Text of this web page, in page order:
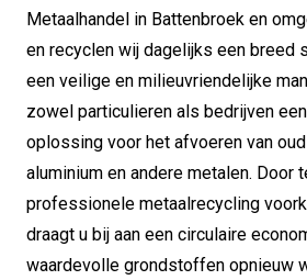
Metaalhandel in Battenbroek en
en recyclen wij dagelijks een breed
een veilige en milieuvriendelijke
zowel particulieren als bedrijven
oplossing voor het afvoeren van
aluminium en andere metalen. Door
professionele metaalrecycling
draagt u bij aan een circulaire
waardevolle grondstoffen opnieuw